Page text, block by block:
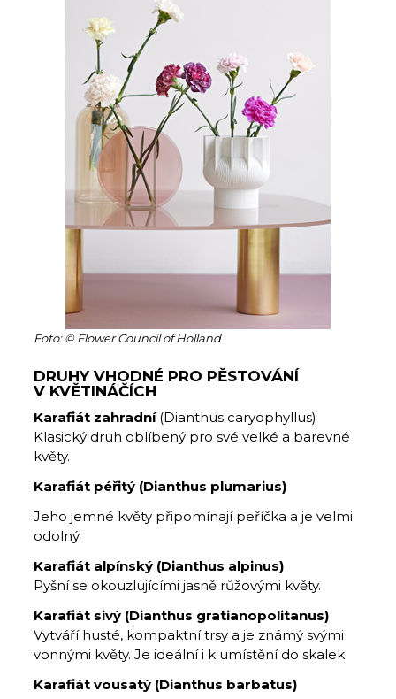
Foto: © Flower Council of Holland
DRUHY VHODNÉ PRO PĚSTOVÁNÍ
V KVĚTINÁČÍCH
Karafiát zahradní(Dianthus caryophyllus)
Klasický druh oblíbený pro své velké a barevné
květy.
Karafiát péřitý (Dianthus plumarius)
Jeho jemné květy připomínají peříčka a je velmi
odolný.
Karafiát alpínský (Dianthus alpinus)
Pyšní se okouzlujícími jasně růžovými květy.
Karafiát sivý (Dianthus gratianopolitanus)
Vytváří husté, kompaktní trsy a je známý svými
vonnými květy. Je ideální i k umístění do skalek.
Karafiát vousatý (Dianthus barbatus)